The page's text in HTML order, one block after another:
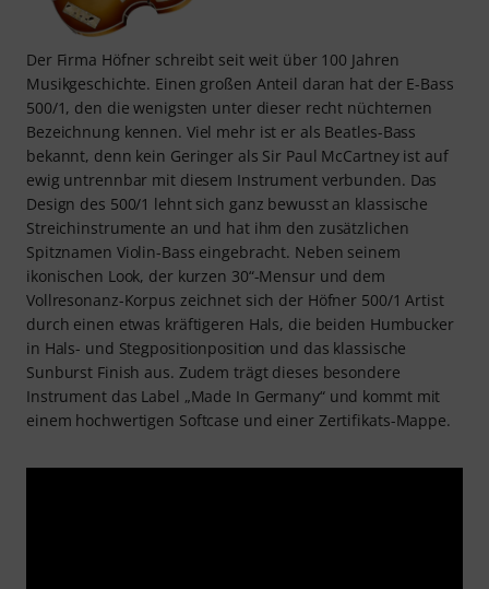
Der Firma Höfner schreibt seit weit über 100 Jahren
Musikgeschichte. Einen großen Anteil daran hat der E-Bass
500/1, den die wenigsten unter dieser recht nüchternen
Bezeichnung kennen. Viel mehr ist er als Beatles-Bass
bekannt, denn kein Geringer als Sir Paul McCartney ist auf
ewig untrennbar mit diesem Instrument verbunden. Das
Design des 500/1 lehnt sich ganz bewusst an klassische
Streichinstrumente an und hat ihm den zusätzlichen
Spitznamen Violin-Bass eingebracht. Neben seinem
ikonischen Look, der kurzen 30“-Mensur und dem
Vollresonanz-Korpus zeichnet sich der Höfner 500/1 Artist
durch einen etwas kräftigeren Hals, die beiden Humbucker
in Hals- und Stegpositionposition und das klassische
Sunburst Finish aus. Zudem trägt dieses besondere
Instrument das Label „Made In Germany“ und kommt mit
einem hochwertigen Softcase und einer Zertifikats-Mappe.